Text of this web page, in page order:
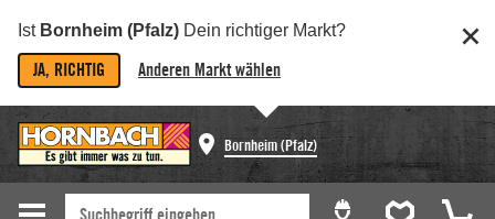
Ist Bornheim (Pfalz) Dein richtiger Markt?
JA, RICHTIG Anderen Markt wählen
Bornheim (Pfalz)